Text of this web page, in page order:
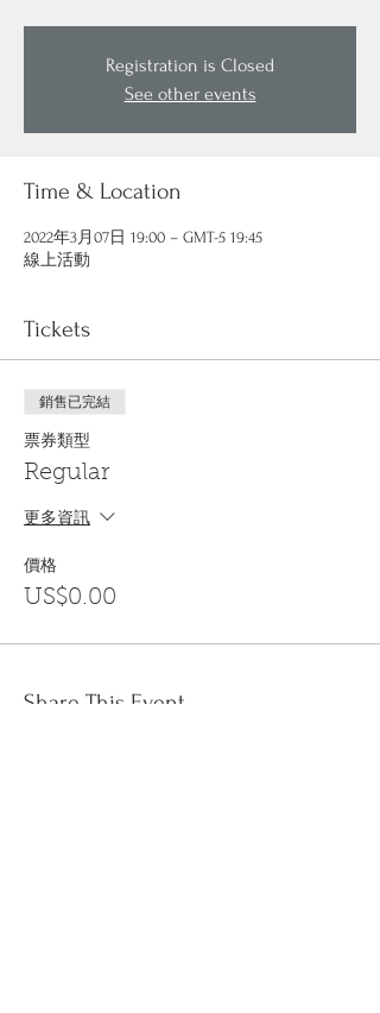
Registration is Closed
See other events
Time & Location
2022年3月07日 19:00 – GMT-5 19:45
線上活動
Tickets
銷售已完結
票券類型
Regular
更多資訊
價格
US$0.00
Share This Event